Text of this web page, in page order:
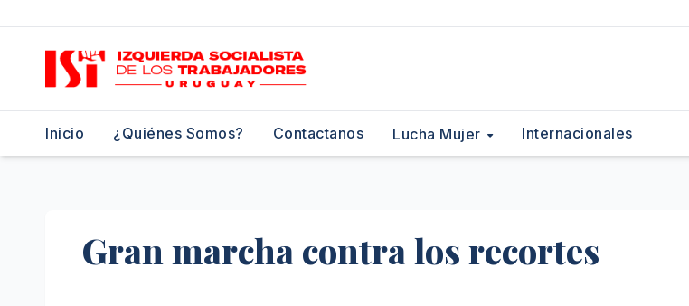
contenido
Inicio ¿Quiénes Somos? Contactanos Lucha Mujer Internacionales
Gran marcha contra los recortes